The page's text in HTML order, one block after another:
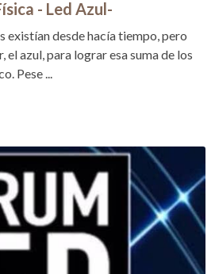
- Led Azul-
existían desde hacía tiempo, pero
azul, para lograr esa suma de los
Pese ...